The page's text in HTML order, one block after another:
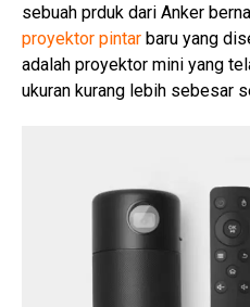
sebuah prduk dari Anker
proyektor pintar baru yang
adalah proyektor mini yang
ukuran kurang lebih sebesar